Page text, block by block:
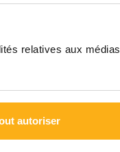
relatives aux médias
autoriser